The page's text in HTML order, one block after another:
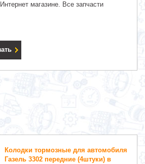
магазине. Все запчасти
Колодки тормозные для автомобиля
Газель 3302 передние (4штуки) в